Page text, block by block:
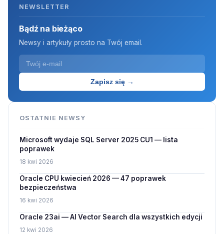
NEWSLETTER
Bądź na bieżąco
Newsy i artykuły prosto na Twój email.
Zapisz się →
OSTATNIE NEWSY
Microsoft wydaje SQL Server 2025 CU1 — lista
poprawek
18 kwi 2026
Oracle CPU kwiecień 2026 — 47 poprawek
bezpieczeństwa
16 kwi 2026
Oracle 23ai — AI Vector Search dla wszystkich edycji
12 kwi 2026